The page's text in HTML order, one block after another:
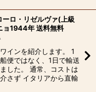
ロ・リゼルヴァ(上級
ョ1944年 送料無料
インを紹介します。 1
便ではなく、1日で輸送
した。 通常、コストは
さず イタリアから直輸